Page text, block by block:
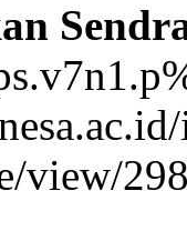
view/